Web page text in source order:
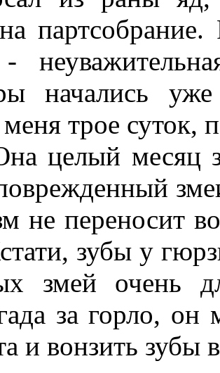
партсобрание.
начались
трое суток,
целый месяц
не переносит
зубы у
змей очень
за горло,
и вонзить зубы